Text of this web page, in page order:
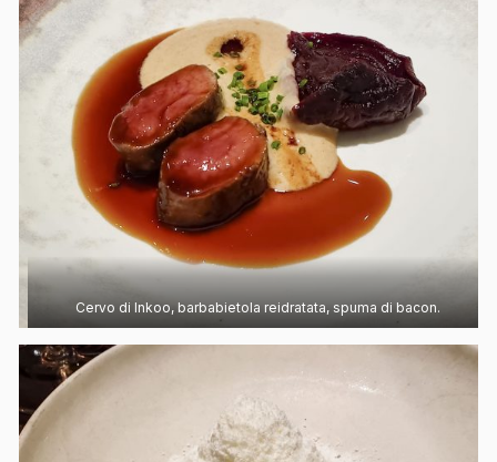
Cervo di Inkoo, barbabietola reidratata, spuma di bacon.